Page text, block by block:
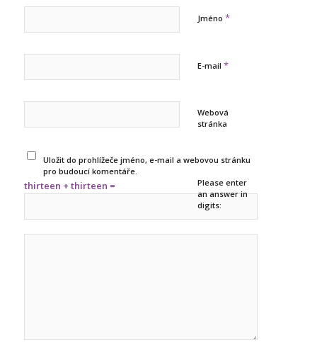
Jméno *
E-mail *
Webová
stránka
Uložit do prohlížeče jméno, e-mail a webovou stránku
pro budoucí komentáře.
Please enter
an answer in
digits:
thirteen + thirteen =